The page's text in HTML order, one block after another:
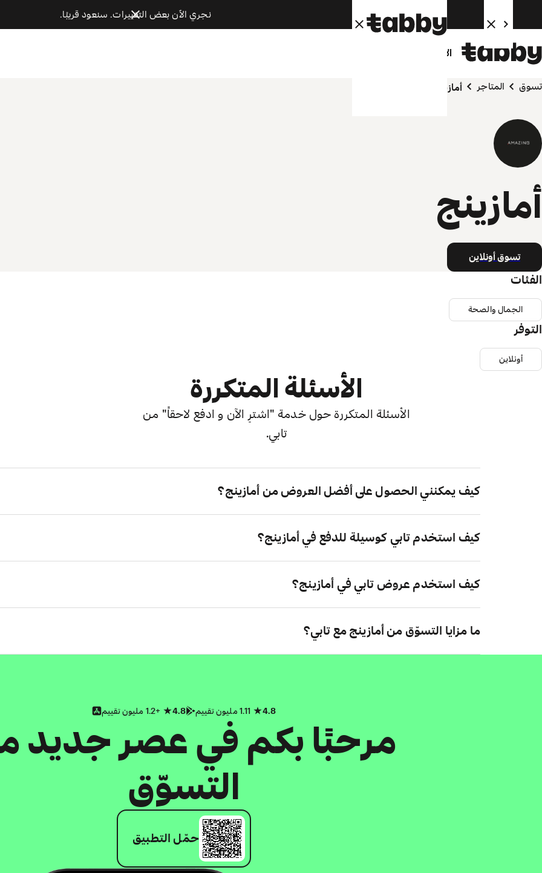
نجري الآن بعض التغييرات. سنعود قريبًا.
الأفراد
تسوق المتاجر أمازينج
أمازينج
تسوق أونلاين
الفئات
الجمال والصحة
التوفر
أونلاين
الأسئلة المتكررة
الأسئلة المتكررة حول خدمة "اشترِ الآن و ادفع لاحقاً" من
تابي.
كيف يمكنني الحصول على أفضل العروض من أمازينج؟
كيف استخدم تابي كوسيلة للدفع في أمازينج؟
كيف استخدم عروض تابي في أمازينج؟
ما مزايا التسوّق من أمازينج مع تابي؟
4.8
4.8 +1.2 مليون تقييم
مرحبًا بكم في عصر جديد
التسوّق
حمّل التطبيق